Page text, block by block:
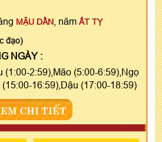
MẬU DẦN , năm ẤT TỴ
đạo)
NGÀY :
(1:00-2:59),Mão (5:00-6:59),Ngọ
16:59),Dậu (17:00-18:59)
CHI TIẾT